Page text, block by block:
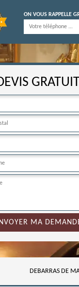
ON VOUS RAPPELLE
GRATUIT
DEBARRAS DE